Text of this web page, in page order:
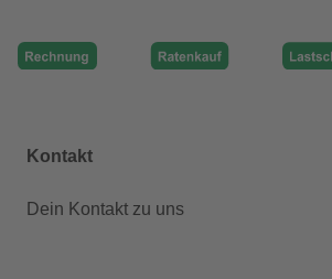
Kontakt
Dein Kontakt zu uns